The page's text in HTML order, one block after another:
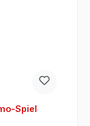
Spiel